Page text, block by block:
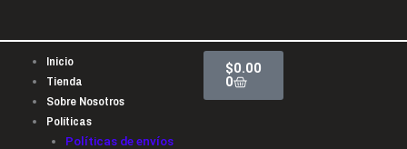
Inicio
Tienda
Sobre Nosotros
Políticas
Políticas de envíos
$0.00
0
Cart